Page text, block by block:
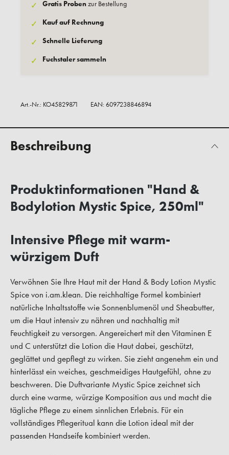
✓ Gratis Probenzur Bestellung
✓ Kauf auf Rechnung
✓ Schnelle Lieferung
✓ Fuchstaler sammeln
Art.-Nr.: KO45829871 EAN: 6097238846894
Beschreibung
Produktinformationen "Hand &
Bodylotion Mystic Spice, 250ml"
Intensive Pflege mit warm-
würzigem Duft
Verwöhnen Sie Ihre Haut mit der Hand & Body Lotion Mystic
Spice von i.am.klean. Die reichhaltige Formel kombiniert
natürliche Inhaltsstoffe wie Sonnenblumenöl und Sheabutter,
um die Haut intensiv zu nähren und nachhaltig mit
Feuchtigkeit zu versorgen. Angereichert mit den Vitaminen E
und C unterstützt die Lotion die Haut dabei, geschützt,
geglättet und gepflegt zu wirken. Sie zieht angenehm ein und
hinterlässt ein weiches, geschmeidiges Hautgefühl, ohne zu
beschweren. Die Duftvariante Mystic Spice zeichnet sich
durch eine warme, würzige Komposition aus und macht die
tägliche Pflege zu einem sinnlichen Erlebnis. Für ein
vollständiges Pflegeritual kann die Lotion ideal mit der
passenden Handseife kombiniert werden.